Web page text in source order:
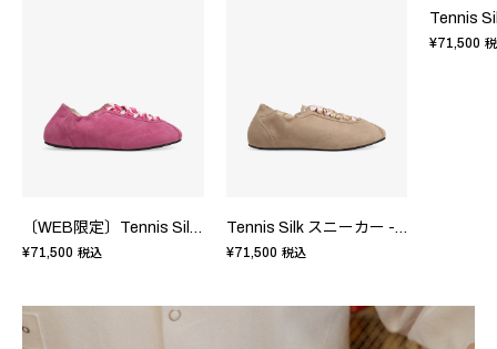
〔WEB限定〕Tennis Silk スニーカー - FRサイズ
¥71,500 税込
Tennis Silk スニーカー - FRサイズ
¥71,500 税込
¥71,500